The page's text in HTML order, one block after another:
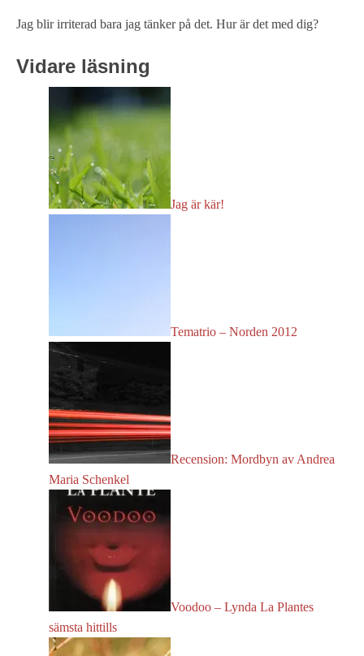
Jag blir irriterad bara jag tänker på det. Hur är det med dig?
Vidare läsning
Jag är kär!
Tematrio – Norden 2012
Recension: Mordbyn av Andrea
Maria Schenkel
Voodoo – Lynda La Plantes
sämsta hittills